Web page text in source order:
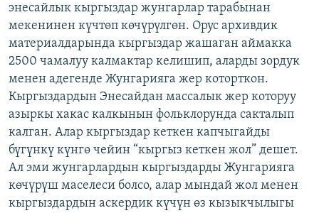
ЭЕ/АРнун бардык сайттары
энесайлык кыргыздар жунгарлар тарабынан
мекенинен күчтөп көчүрүлгөн. Орус архивдик
материалдарында кыргыздар жашаган аймакка
2500 чамалуу калмактар келишип, аларды зордук
менен адегенде Жунгарияга жер которткон.
Кыргыздардын Энесайдан массалык жер которуу
азыркы хакас калкынын фольклорунда сакталып
калган. Алар кыргыздар кеткен капчыгайды
бүгүнкү күнгө чейин “кыргыз кеткен жол” дешет.
Ал эми жунгарлардын кыргыздарды Жунгарияга
көчүрүш маселеси болсо, алар мындай жол менен
кыргыздардын аскердик күчүн өз кызыкчылыгы